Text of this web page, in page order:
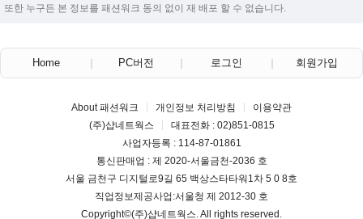
또한 누구든 본 정보를 패션워크 동의 없이 재 배포 할 수 없습니다.
Home PC버전 로그인 회원가입
About 패션워크 개인정보 처리방침
이용약관
(주)샵네트웍스
대표전화 : 02)851-0815
사업자등록 : 114-87-01861
통신판매업 : 제 2020-서울금천-2036 호
서울 금천구 디지털로9길 65 백상스타타워1차 5 0 8호
직업정보제공사업:서울청 제 2012-30 호
Copyright©(주)샵네트웍스 . All rights reserved.